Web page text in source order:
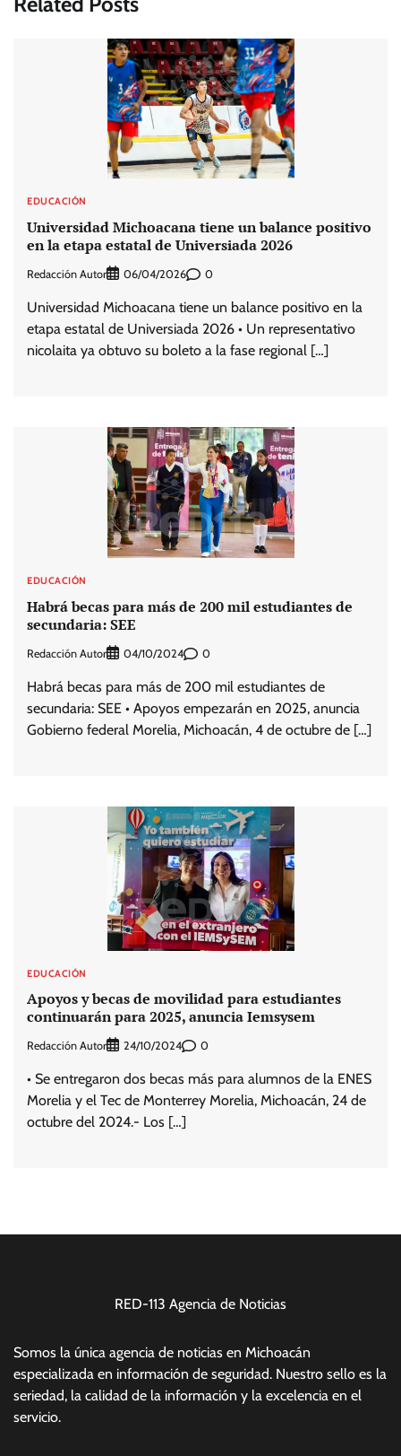
EDUCACIÓN
Universidad Michoacana tiene un balance positivo
en la etapa estatal de Universiada 2026
Redacción Autor 06/04/2026 0
Universidad Michoacana tiene un balance positivo en la
etapa estatal de Universiada 2026 • Un representativo
nicolaita ya obtuvo su boleto a la fase regional […]
EDUCACIÓN
Habrá becas para más de 200 mil estudiantes de
secundaria: SEE
Redacción Autor 04/10/2024 0
Habrá becas para más de 200 mil estudiantes de
secundaria: SEE • Apoyos empezarán en 2025, anuncia
Gobierno federal Morelia, Michoacán, 4 de octubre de […]
EDUCACIÓN
Apoyos y becas de movilidad para estudiantes
continuarán para 2025, anuncia Iemsysem
Redacción Autor 24/10/2024 0
• Se entregaron dos becas más para alumnos de la ENES
Morelia y el Tec de Monterrey Morelia, Michoacán, 24 de
octubre del 2024.- Los […]
RED-113 Agencia de Noticias
Somos la única agencia de noticias en Michoacán
especializada en información de seguridad. Nuestro sello es la
seriedad, la calidad de la información y la excelencia en el
servicio.